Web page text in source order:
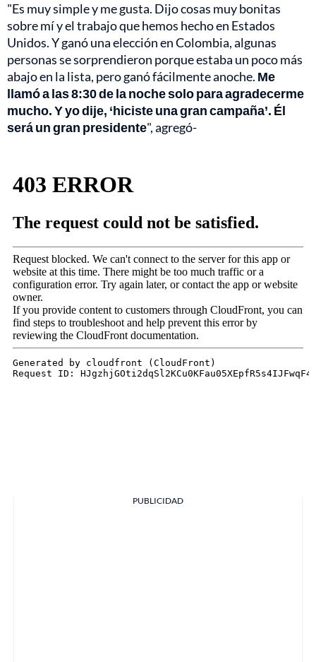
"Es muy simple y me gusta. Dijo cosas muy bonitas
sobre mí y el trabajo que hemos hecho en Estados
Unidos. Y ganó una elección en Colombia, algunas
personas se sorprendieron porque estaba un poco más
abajo en la lista, pero ganó fácilmente anoche. Me
llamó a las 8:30 de la noche solo para agradecerme
mucho. Y yo dije, ‘hiciste una gran campaña’. Él
será un gran presidente", agregó-
PUBLICIDAD